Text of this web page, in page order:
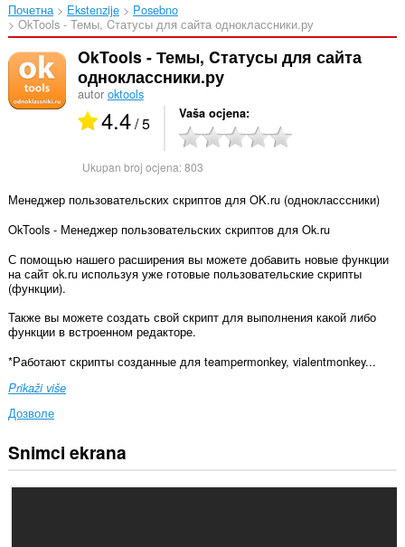
Почетна Ekstenzije
Posebno
OkTools - Темы, Cтатусы для сайта одноклассники.ру‎
OkTools - Темы, Cтатусы для сайта
одноклассники.ру
autor oktools
4.4/ 5 Vaša ocjena
Ukupan broj ocjena:803
Менеджер пользовательских скриптов для OK.ru (однокласссники)
OkTools - Менеджер пользовательских скриптов для Ok.ru
С помощью нашего расширения вы можете добавить новые функции
на сайт ok.ru используя уже готовые пользовательские скрипты
(функции).
Также вы можете создать свой скрипт для выполнения какой либо
функции в встроенном редакторе.
*Работают скрипты созданные для teampermonkey, vialentmonkey...
Prikaži više
Дозволе
Ova
ekstenzija
Snimci ekrana